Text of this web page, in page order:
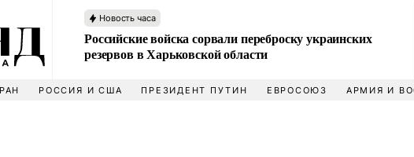
Новость часа
Российские войска сорвали переброску украинских
резервов в Харьковской области
РОССИЯ И США ПРЕЗИДЕНТ ПУТИН ЕВРОСОЮЗ АРМИЯ И